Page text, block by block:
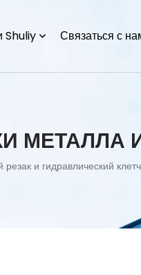
Shuliy Связаться с
МЕТАЛЛА
резак и гидравлический